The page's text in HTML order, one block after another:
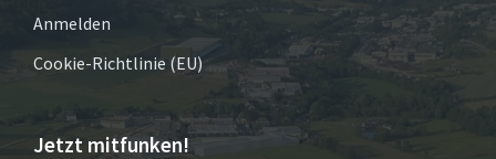
Anmelden
Cookie-Richtlinie (EU)
Jetzt mitfunken!